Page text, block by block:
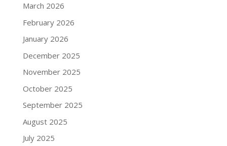
March 2026
February 2026
January 2026
December 2025
November 2025
October 2025
September 2025
August 2025
July 2025